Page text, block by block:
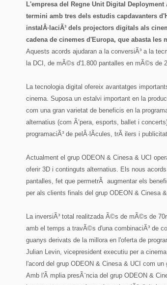
L'empresa del Regne Unit Digital
termini amb tres dels estudis capdavanters
instalÂ·laciÃ³ dels projectors digitals als
cadena de cinemes d'Europa, que abasta les
Aquests acords ajudaran a la conversiÃ³ a la
la DCI, de mÃ©s d'1.800 pantalles en mÃ©s de
La tecnologia digital ofereix avantatges
cinema. Suposa un estalvi important en la
com una gran varietat de beneficis en la
alternatius (com Ã’pera, esports, ballet i
programaciÃ³ de pelÂ·lÃ­cules, trÃ ilers i
Actualment el grup ODEON & Cinesa & UCI
oferir 3D i continguts alternatius. Els nous
pantalles, fet que permetrÃ augmentar els
per als clients finals del grup ODEON & Cinesa
La inversiÃ³ total realitzada Ã©s de mÃ©s de
amb el temps a travÃ©s d'una combinaciÃ³ de
guanys derivats de la millora en l'oferta de
Julian Levin, vicepresident executiu per a
l'acord del grup ODEON & Cinesa & UCI com
Amb l'Ã mplia presÃ¨ncia del grup ODEON &